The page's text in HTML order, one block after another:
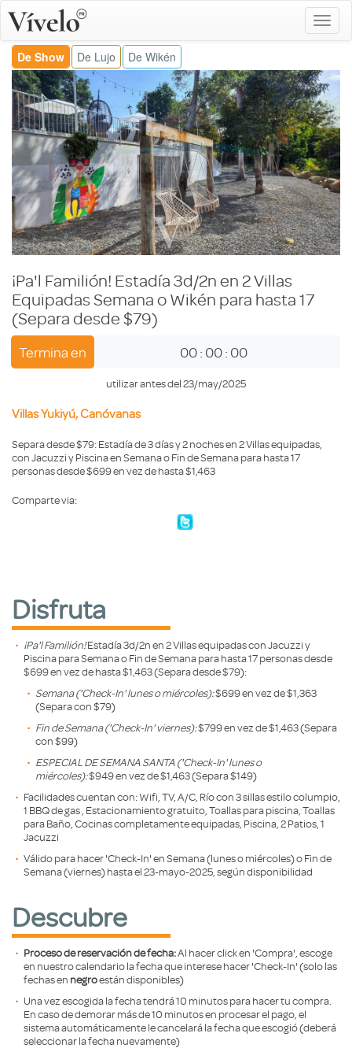
De Show De Lujo De Wikén
¡Pa'l Familión! Estadía 3d/2n en 2 Villas
Equipadas Semana o Wikén para hasta 17
(Separa desde $79)
Termina en 00: 00: 00
utilizar antes del 23/may/2025
Villas Yukiyú, Canóvanas
Separa desde $79: Estadía de 3 días y 2 noches en 2 Villas equipadas,
con Jacuzzi y Piscina en Semana o Fin de Semana para hasta 17
personas desde $699 en vez de hasta $1,463
Comparte via:
Disfruta
¡Pa'l Familión!Estadía 3d/2n en 2 Villas equipadas con Jacuzzi y
Piscina para Semana o Fin de Semana para hasta 17 personas desde
$699 en vez de hasta $1,463 (Separa desde $79):
Semana ('Check-In' lunes o miércoles):$699 en vez de $1,363
(Separa con $79)
Fin de Semana ('Check-In' viernes):$799 en vez de $1,463 (Separa
con $99)
ESPECIAL DE SEMANA SANTA('Check-In' lunes o
miércoles):$949 en vez de $1,463 (Separa $149)
Facilidades cuentan con: Wifi, TV, A/C, Río con 3 sillas estilo columpio,
1 BBQ de gas , Estacionamiento gratuito, Toallas para piscina, Toallas
para Baño, Cocinas completamente equipadas, Piscina, 2 Patios, 1
Jacuzzi
Válido para hacer 'Check-In' en Semana (lunes o miércoles) o Fin de
Semana (viernes) hasta el 23-mayo-2025, según disponibilidad
Descubre
Proceso de reservación de fecha:Al hacer click en 'Compra', escoge
en nuestro calendario la fecha que interese hacer 'Check-In' (solo las
fechas en negroestán disponibles)
Una vez escogida la fecha tendrá 10 minutos para hacer tu compra.
En caso de demorar más de 10 minutos en procesar el pago, el
sistema automáticamente le cancelará la fecha que escogió (deberá
seleccionar la fecha nuevamente)